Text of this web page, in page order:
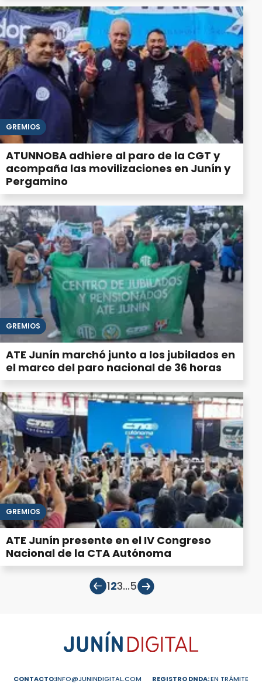
GREMIOS
ATUNNOBA adhiere al paro de la CGT y
acompaña las movilizaciones en Junín y
Pergamino
GREMIOS
ATE Junín marchó junto a los jubilados en
el marco del paro nacional de 36 horas
GREMIOS
ATE Junín presente en el IV Congreso
Nacional de la CTA Autónoma
123...5
CONTACTO:INFO@JUNINDIGITAL.COM REGISTRO DNDA:EN TRÁMITE